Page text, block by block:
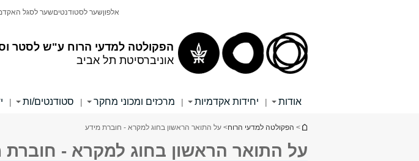
הפקולטה למדעי הרוח ע"ש לסטר
אוניברסיטת תל אביב
אלפוןשער לסטודנטיםשער לסגל
אודות | יחידות אקדמיות | מרכזים ומכוני מחקר | סטודנטים/ות |
הינך נמצא כאן
> הפקולטה למדעי הרוח> על התואר הראשון בחוג למקרא - חוברת מידע
על התואר הראשון בחוג למקרא - חוברת